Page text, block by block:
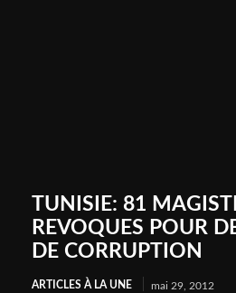
TUNISIE: 81
REVOQUES POUR
DE CORRUPTION
ARTICLES À LA UNE mai 29, 2012